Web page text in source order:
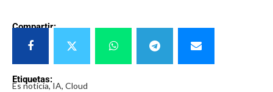
Compartir:
Etiquetas:
Es noticia, IA, Cloud